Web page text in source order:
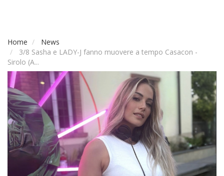
Home
News
3/8 Sasha e LADY-J fanno muovere a tempo Casacon -
Sirolo (A...